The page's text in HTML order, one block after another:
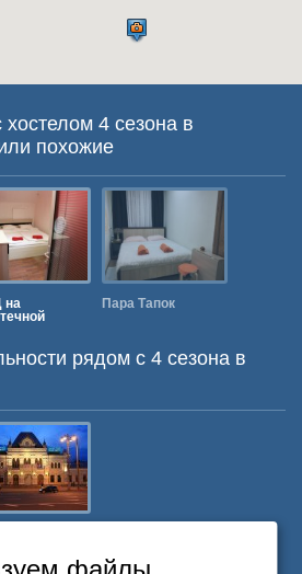
4 сезона в
похожие
на
Пара Тапок
рядом c 4 сезона в